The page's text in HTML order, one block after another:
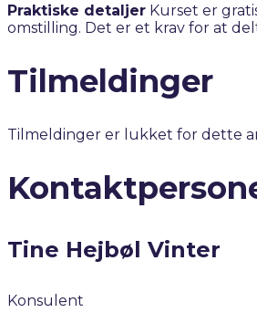
Praktiske detaljer Kurset er
omstilling. Det er et krav for at
Tilmeldinger
Tilmeldinger er lukket for dette
Tine Hejbøl Vinter
Konsulent